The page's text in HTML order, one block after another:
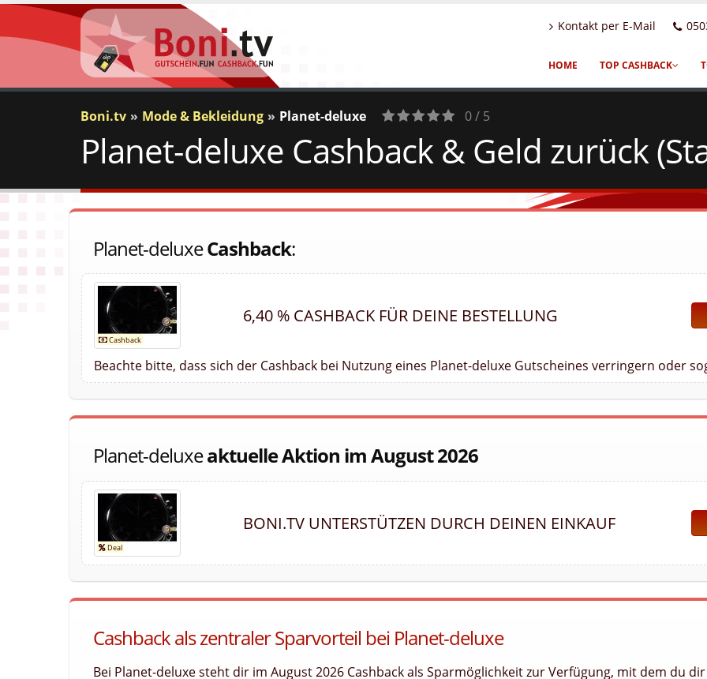
Kontakt per E-Mail
HOME TOP CASHBACK
Boni.tv Mode & Bekleidung Planet-deluxe
Votes
0 / 5
Planet-deluxe Cashback & Geld zurück
Planet-deluxeCashback:
6,40 % CASHBACK FÜR DEINE BESTELLUNG
Beachte bitte, dass sich der Cashback bei Nutzung eines Planet-deluxe Gutscheines verringern oder
Planet-deluxeaktuelle Aktion im August 2026
BONI.TV UNTERSTÜTZEN DURCH DEINEN EINKAUF
Cashback als zentraler Sparvorteil bei Planet-deluxe
Bei Planet-deluxe steht dir im August 2026 Cashback als Sparmöglichkeit zur Verfügung, mit dem du dir